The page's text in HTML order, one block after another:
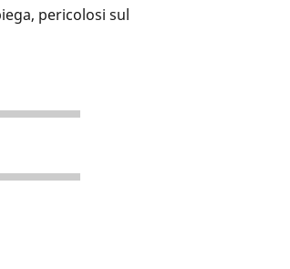
pericolosi sul